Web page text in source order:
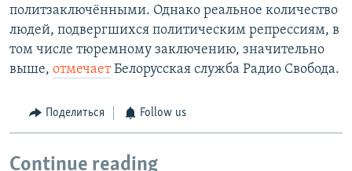
политзаключёнными. Однако реальное количество
людей, подвергшихся политическим репрессиям, в
том числе тюремному заключению, значительно
выше, отмечаетБелорусская служба Радио Свобода.
Поделиться Follow us
Continue reading